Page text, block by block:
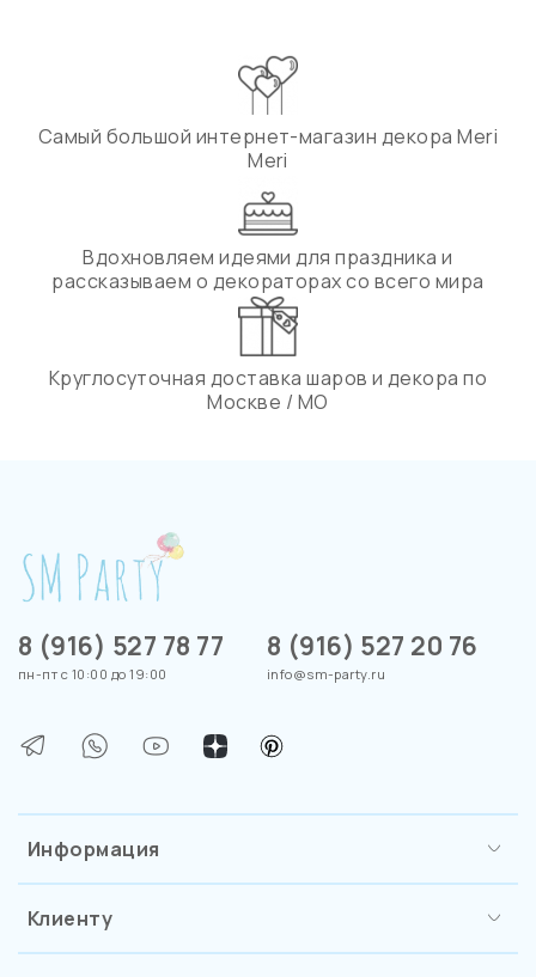
Самый большой интернет-магазин декора Meri
Meri
Вдохновляем идеями для праздника и
рассказываем о декораторах со всего мира
Круглосуточная доставка шаров и декора по
Москве / МО
Информация
Клиенту
8 (916) 527 78 77
пн-пт с 10:00 до 19:00
8 (916) 527 20 76
info@sm-party.ru